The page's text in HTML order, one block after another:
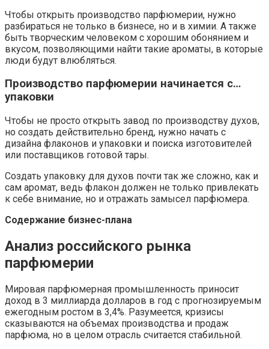
Чтобы открыть производство парфюмерии, нужно
разбираться не только в бизнесе, но и в химии. А также
быть творческим человеком с хорошим обонянием и
вкусом, позволяющими найти такие ароматы, в которые
люди будут влюбляться.
Производство парфюмерии начинается с…
упаковки
Чтобы не просто открыть завод по производству духов,
но создать действительно бренд, нужно начать с
дизайна флаконов и упаковки и поиска изготовителей
или поставщиков готовой тары.
Создать упаковку для духов почти так же сложно, как и
сам аромат, ведь флакон должен не только привлекать
к себе внимание, но и отражать замысел парфюмера.
Содержание бизнес-плана
Анализ российского рынка
парфюмерии
Мировая парфюмерная промышленность приносит
доход в 3 миллиарда долларов в год с прогнозируемым
ежегодным ростом в 3,4%. Разумеется, кризисы
сказываются на объемах производства и продаж
парфюма, но в целом отрасль считается стабильной.